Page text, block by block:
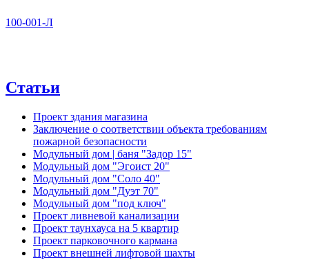
100-001-Л
Статьи
Проект здания магазина
Заключение о соответствии объекта требованиям
пожарной безопасности
Модульный дом | баня "Задор 15"
Модульный дом "Эгоист 20"
Модульный дом "Соло 40"
Модульный дом "Дуэт 70"
Модульный дом "под ключ"
Проект ливневой канализации
Проект таунхауса на 5 квартир
Проект парковочного кармана
Проект внешней лифтовой шахты